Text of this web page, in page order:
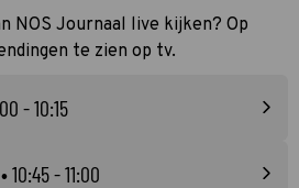
NOS Journaal live kijken? Op
te zien op tv.
- 10:15
• 10:45 - 11:00